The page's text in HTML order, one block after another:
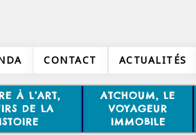
CONTACT ACTUALITÉS
À L’ART,
DE LA
ATCHOUM, LE
VOYAGEUR
IMMOBILE